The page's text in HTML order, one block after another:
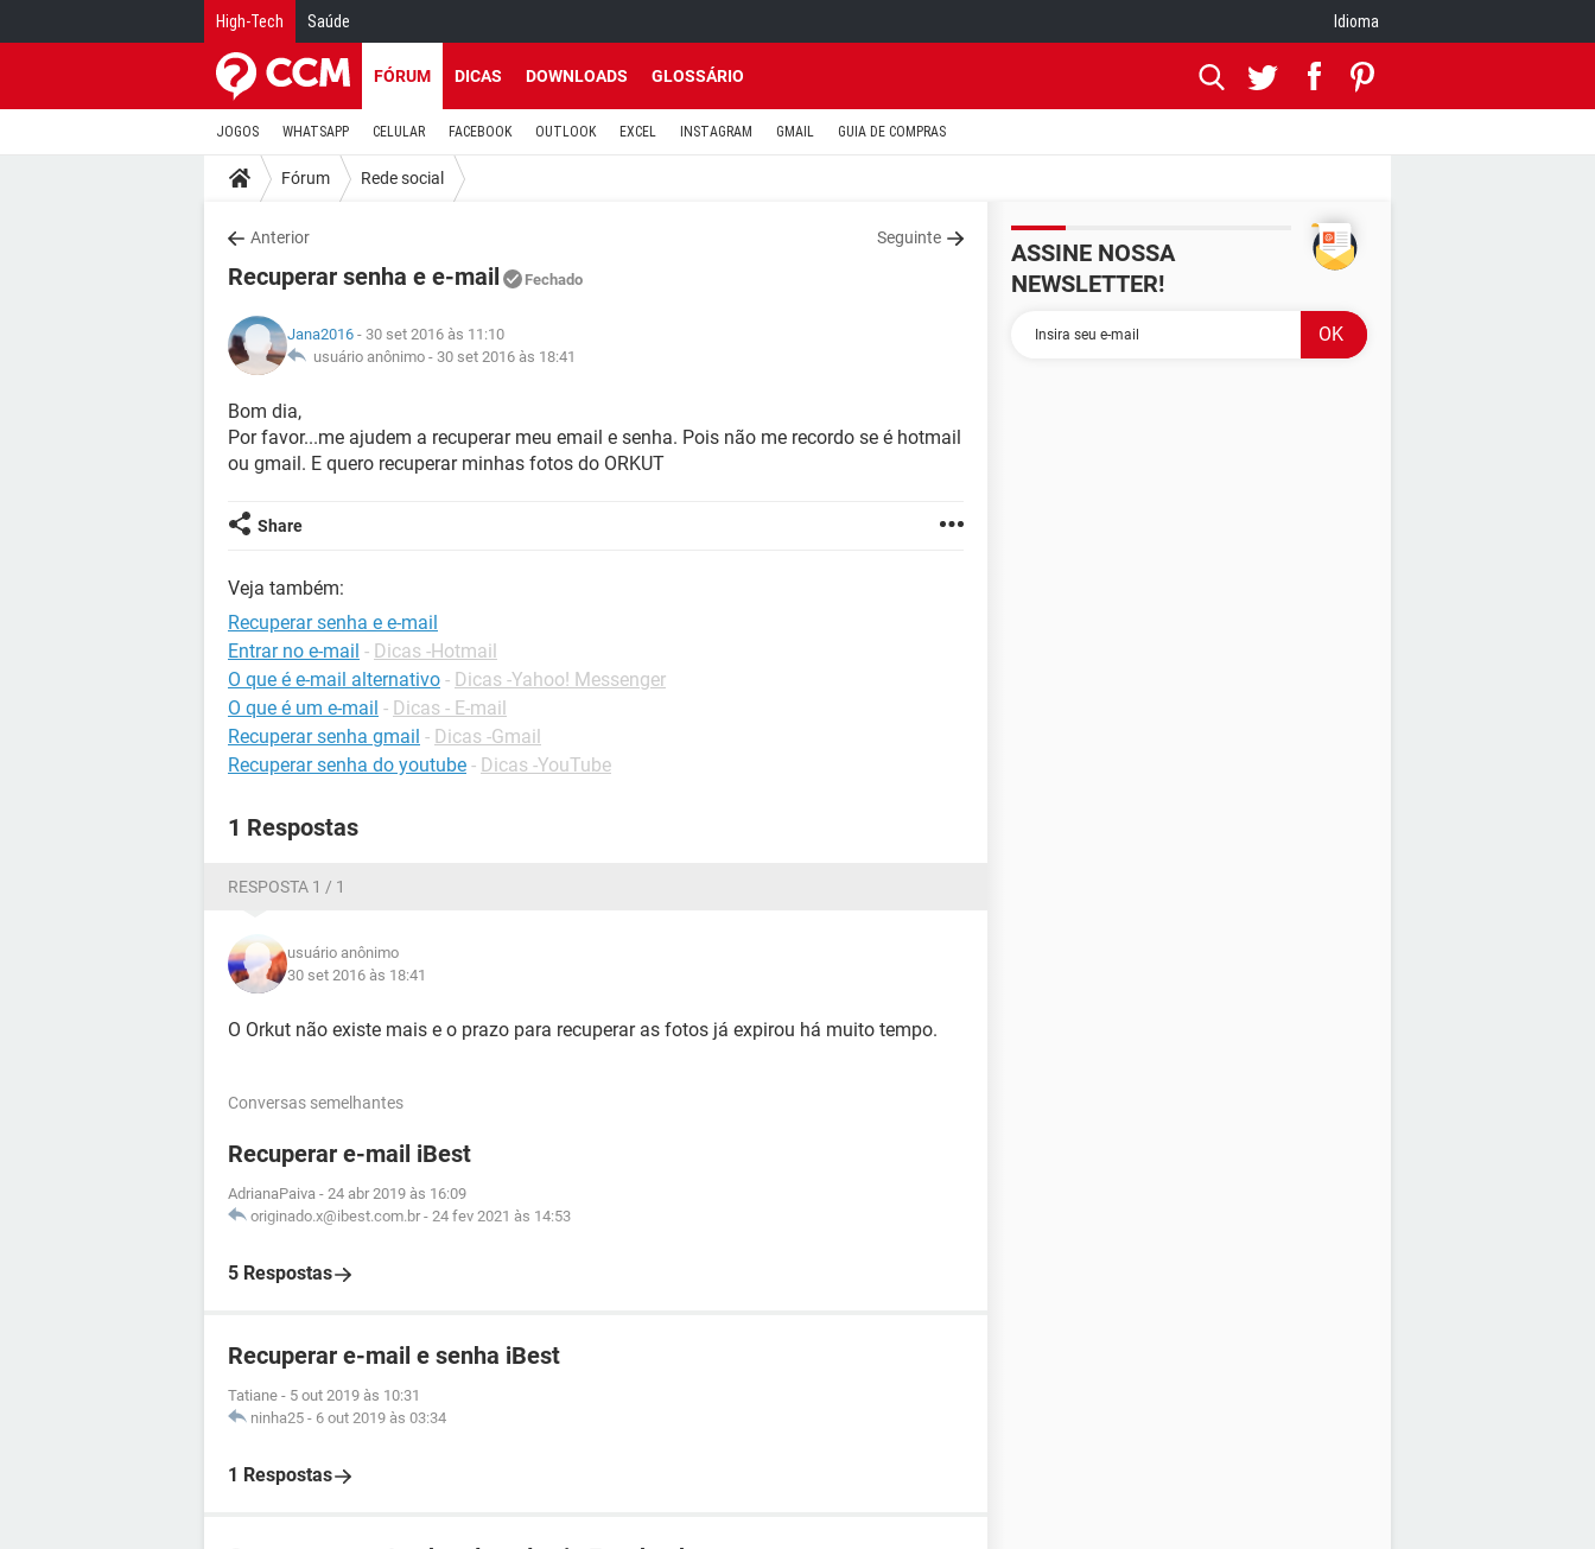
High-Tech Saúde Idioma
FÓRUM DICAS DOWNLOADS GLOSSÁRIO
JOGOS WHATSAPP CELULAR FACEBOOK OUTLOOK EXCEL INSTAGRAM GMAIL GUIA DE COMPRAS
Fórum Rede social
Anterior Seguinte
Recuperar senha e e-mail Fechado
Jana2016 - 30 set 2016 às 11:10
usuário anônimo - 30 set 2016 às 18:41
Bom dia,
Por favor...me ajudem a recuperar meu email e senha. Pois não me recordo se é hotmail
ou gmail. E quero recuperar minhas fotos do ORKUT
Share
Veja também:
Recuperar senha e e-mail
Entrar no e-mail - Dicas -Hotmail
O que é e-mail alternativo - Dicas -Yahoo! Messenger
O que é um e-mail - Dicas - E-mail
Recuperar senha gmail - Dicas -Gmail
Recuperar senha do youtube - Dicas -YouTube
1 Respostas
RESPOSTA 1 / 1
usuário anônimo
30 set 2016 às 18:41
O Orkut não existe mais e o prazo para recuperar as fotos já expirou há muito tempo.
Conversas semelhantes
Recuperar e-mail iBest
AdrianaPaiva - 24 abr 2019 às 16:09
originado.x@ibest.com.br - 24 fev 2021 às 14:53
5 Respostas
Recuperar e-mail e senha iBest
Tatiane - 5 out 2019 às 10:31
ninha25 - 6 out 2019 às 03:34
1 Respostas
ASSINE NOSSA
NEWSLETTER!